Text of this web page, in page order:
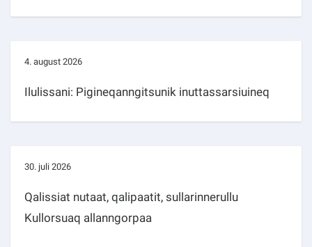
4. august 2026
Ilulissani: Pigineqanngitsunik inuttassarsiuineq
30. juli 2026
Qalissiat nutaat, qalipaatit, sullarinnerullu
Kullorsuaq allanngorpaa